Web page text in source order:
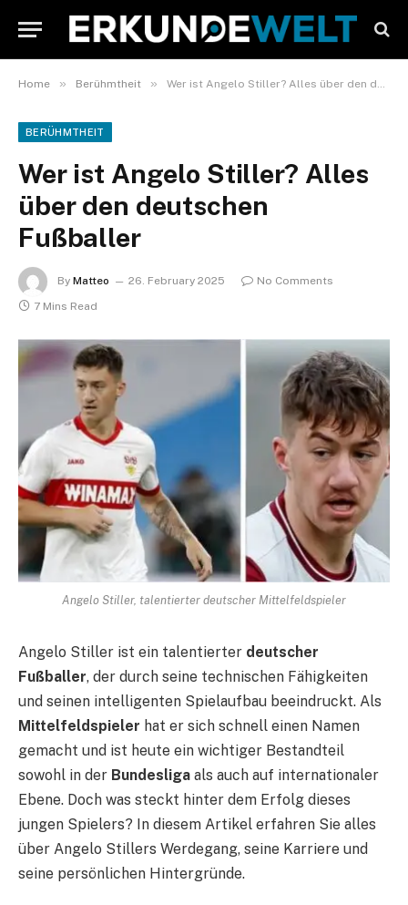
Home » Berühmtheit » Wer ist Angelo Stiller? Alles über den deutschen Fußballer
BERÜHMTHEIT
Wer ist Angelo Stiller? Alles
über den deutschen
Fußballer
By Matteo 26. February 2025
No Comments
7 Mins Read
Angelo Stiller, talentierter deutscher Mittelfeldspieler
Angelo Stiller ist ein talentierter deutscher
Fußballer, der durch seine technischen Fähigkeiten
und seinen intelligenten Spielaufbau beeindruckt. Als
Mittelfeldspieler hat er sich schnell einen Namen
gemacht und ist heute ein wichtiger Bestandteil
sowohl in der Bundesliga als auch auf internationaler
Ebene. Doch was steckt hinter dem Erfolg dieses
jungen Spielers? In diesem Artikel erfahren Sie alles
über Angelo Stillers Werdegang, seine Karriere und
seine persönlichen Hintergründe.